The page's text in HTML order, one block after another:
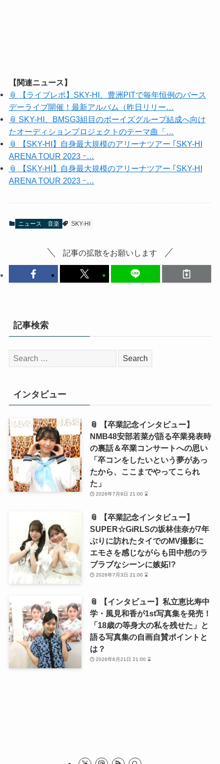
【関連ニュース】
📎 【ライブレポ】SKY-HI、豊洲PITで毎年恒例のバース
デーライブ開催！最新アルバム（昨日リリー…
📎 SKY-HI、BMSG3組目のボーイズグループ結成へ向け
たオーディションプロジェクトのテーマ曲「…
📎 【SKY-HI】自身最大規模のアリーナツアー ｢SKY-HI
ARENA TOUR 2023 ｰ…
📎 【SKY-HI】自身最大規模のアリーナツアー ｢SKY-HI
ARENA TOUR 2023 ｰ…
ニュース 音楽 SKY-HI
記事の拡散をお願いします
記事検索
検
索:
インタビュー
📎 【卒業記念インタビュー】
NMB48安部若菜が語る卒業発表時
の裏話＆卒業コンサートへの思い
「卒コンをしたいという夢があっ
たから、ここまでやってこられ
た」
2026年7月9日 21:00 ⌛
📎 【卒業記念インタビュー】
SUPER☆GiRLSの坂林佳奈が7年
ぶりに訪れたタイでのMV撮影に
エモさを感じながらも田中想のラ
ブラブなシーンに嫉妬!?
2026年7月3日 21:00 ⌛
📎 【インタビュー】私立恵比寿中
学・風見和香が1st写真集を発売！
「18歳の等身大の私を残せた」と
語る写真集の自画自賛ポイントと
は？
2026年6月21日 21:00 ⌛